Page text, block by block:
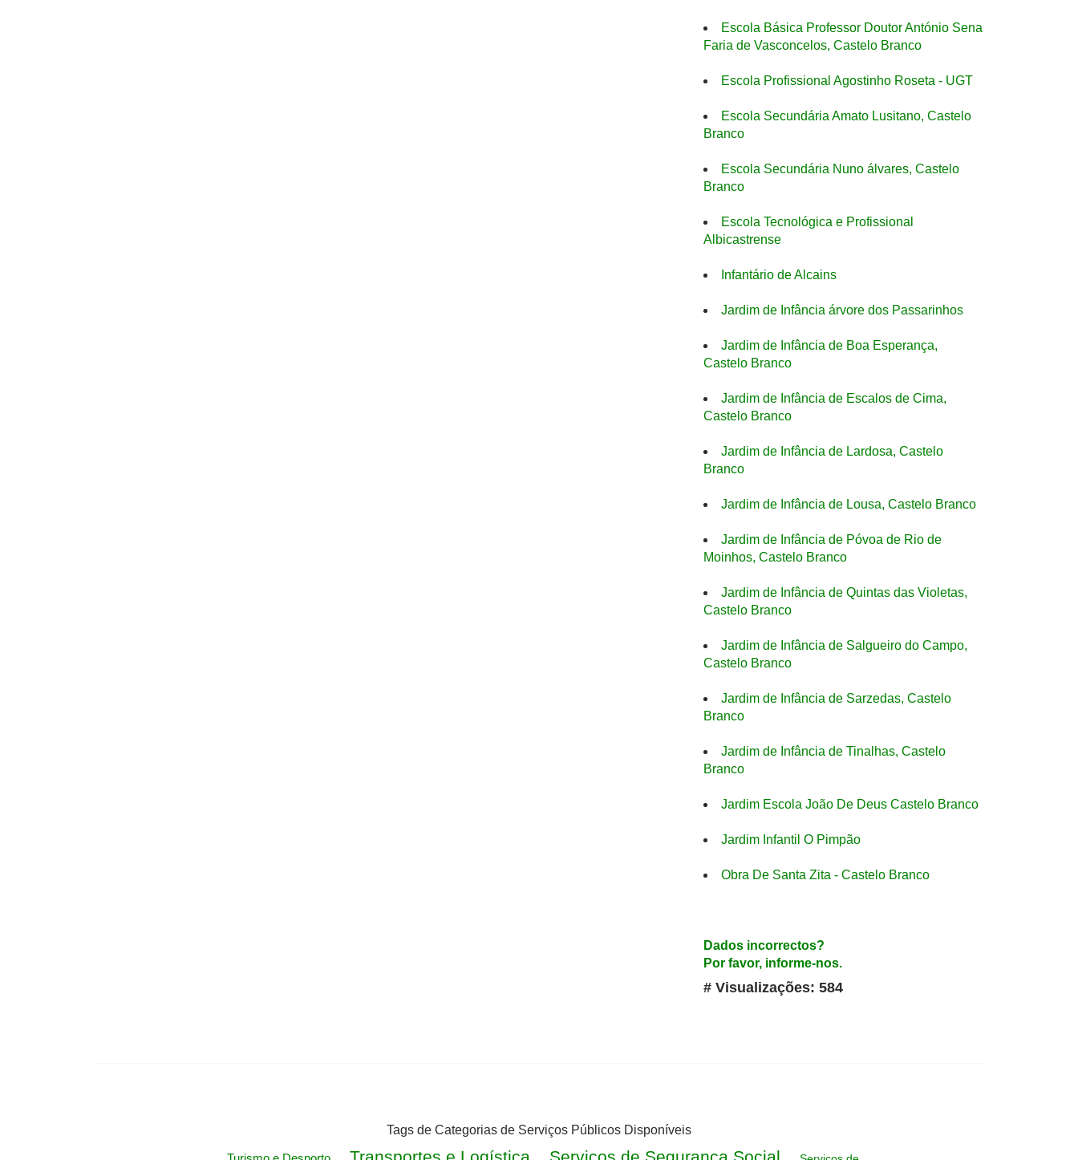
Escola Básica Professor Doutor António Sena
Faria de Vasconcelos, Castelo Branco
Escola Profissional Agostinho Roseta - UGT
Escola Secundária Amato Lusitano, Castelo
Branco
Escola Secundária Nuno álvares, Castelo
Branco
Escola Tecnológica e Profissional
Albicastrense
Infantário de Alcains
Jardim de Infância árvore dos Passarinhos
Jardim de Infância de Boa Esperança,
Castelo Branco
Jardim de Infância de Escalos de Cima,
Castelo Branco
Jardim de Infância de Lardosa, Castelo
Branco
Jardim de Infância de Lousa, Castelo Branco
Jardim de Infância de Póvoa de Rio de
Moinhos, Castelo Branco
Jardim de Infância de Quintas das Violetas,
Castelo Branco
Jardim de Infância de Salgueiro do Campo,
Castelo Branco
Jardim de Infância de Sarzedas, Castelo
Branco
Jardim de Infância de Tinalhas, Castelo
Branco
Jardim Escola João De Deus Castelo Branco
Jardim Infantil O Pimpão
Obra De Santa Zita - Castelo Branco
Dados incorrectos?
Por favor, informe-nos.
# Visualizações: 584
Tags de Categorias de Serviços Públicos Disponíveis